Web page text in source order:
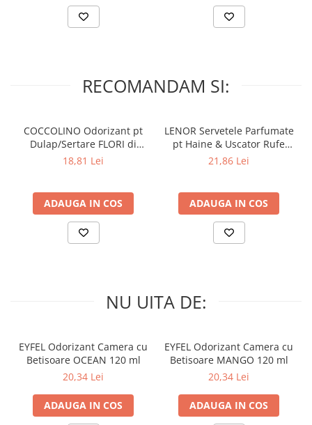
RECOMANDAM SI:
COCCOLINO Odorizant pt
Dulap/Sertare FLORI di
PRIMAVERA 3 buc
18,81 Lei
ADAUGA IN COS
LENOR Servetele Parfumate
pt Haine & Uscator Rufe
SPRING AWAKENING 34 buc
21,86 Lei
ADAUGA IN COS
NU UITA DE:
EYFEL Odorizant Camera cu
Betisoare OCEAN 120 ml
20,34 Lei
ADAUGA IN COS
EYFEL Odorizant Camera cu
Betisoare MANGO 120 ml
20,34 Lei
ADAUGA IN COS